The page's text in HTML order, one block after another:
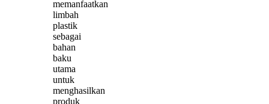
memanfaatkan
limbah
plastik
sebagai
bahan
baku
utama
untuk
menghasilkan
produk